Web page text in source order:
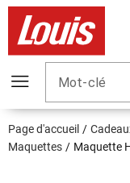
Mot-clé
Page d'accueil
Maquettes
Maquette